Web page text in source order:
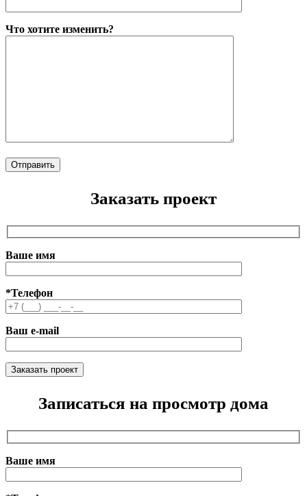
Что хотите изменить?
Заказать проект
Ваше имя
*Телефон
Ваш e-mail
Записаться на просмотр дома
Ваше имя